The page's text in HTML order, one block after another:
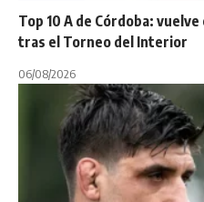
Top 10 A de Córdoba:
tras el Torneo del Interior
06/08/2026